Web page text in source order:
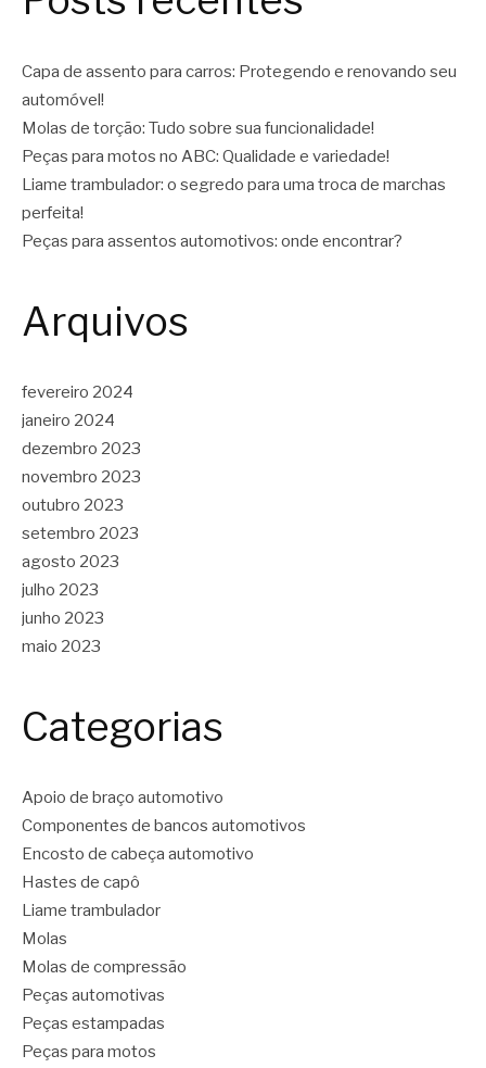
Capa de assento para carros: Protegendo e renovando seu
automóvel!
Molas de torção: Tudo sobre sua funcionalidade!
Peças para motos no ABC: Qualidade e variedade!
Liame trambulador: o segredo para uma troca de marchas
perfeita!
Peças para assentos automotivos: onde encontrar?
Arquivos
fevereiro 2024
janeiro 2024
dezembro 2023
novembro 2023
outubro 2023
setembro 2023
agosto 2023
julho 2023
junho 2023
maio 2023
Categorias
Apoio de braço automotivo
Componentes de bancos automotivos
Encosto de cabeça automotivo
Hastes de capô
Liame trambulador
Molas
Molas de compressão
Peças automotivas
Peças estampadas
Peças para motos